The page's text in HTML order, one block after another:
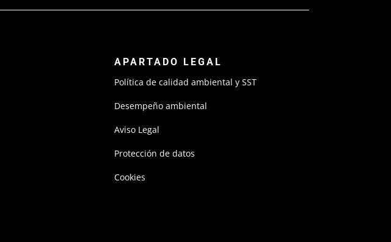
APARTADO LEGAL
Política de calidad ambiental y SST
Desempeño ambiental
Aviso Legal
Protección de datos
Cookies